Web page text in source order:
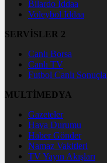
Bilardo İddaa
Voleybol İddaa
SERVİSLER 2
Canlı Borsa
Canlı TV
Futbol Canlı
MULTİMEDYA
Gazeteler
Hava Durumu
Haber Gönder
Namaz Vakitleri
TV Yayın Akışları